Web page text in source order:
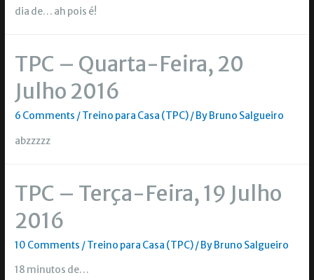
dia de… ah pois é!
TPC – Quarta-Feira, 20
Julho 2016
6 Comments /Treino para Casa (TPC)/ By Bruno Salgueiro
abzzzzz
TPC – Terça-Feira, 19 Julho
2016
10 Comments /Treino para Casa (TPC)/ By Bruno Salgueiro
18 minutos de…